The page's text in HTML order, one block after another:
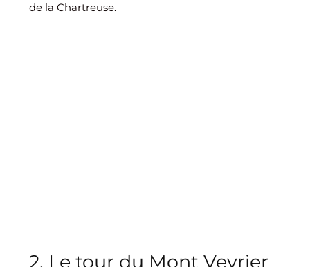
de la Chartreuse.
2. Le tour du Mont Veyrier